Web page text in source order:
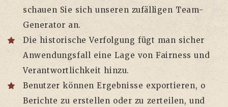
schauen Sie sich unseren zufälligen Team-
Generator an.
Die historische Verfolgung fügt man sicher
Anwendungsfall eine Lage von Fairness und
Verantwortlichkeit hinzu.
Benutzer können Ergebnisse exportieren, o
Berichte zu erstellen oder zu zerteilen, und